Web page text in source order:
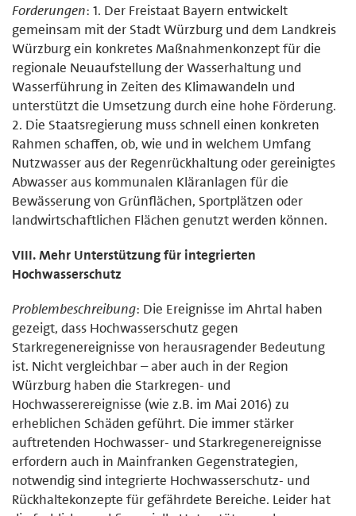
Forderungen: 1. Der Freistaat Bayern entwickelt
gemeinsam mit der Stadt Würzburg und dem Landkreis
Würzburg ein konkretes Maßnahmenkonzept für die
regionale Neuaufstellung der Wasserhaltung und
Wasserführung in Zeiten des Klimawandeln und
unterstützt die Umsetzung durch eine hohe Förderung.
2. Die Staatsregierung muss schnell einen konkreten
Rahmen schaffen, ob, wie und in welchem Umfang
Nutzwasser aus der Regenrückhaltung oder gereinigtes
Abwasser aus kommunalen Kläranlagen für die
Bewässerung von Grünflächen, Sportplätzen oder
landwirtschaftlichen Flächen genutzt werden können.
VIII. Mehr Unterstützung für integrierten
Hochwasserschutz
Problembeschreibung: Die Ereignisse im Ahrtal haben
gezeigt, dass Hochwasserschutz gegen
Starkregenereignisse von herausragender Bedeutung
ist. Nicht vergleichbar – aber auch in der Region
Würzburg haben die Starkregen- und
Hochwasserereignisse (wie z.B. im Mai 2016) zu
erheblichen Schäden geführt. Die immer stärker
auftretenden Hochwasser- und Starkregenereignisse
erfordern auch in Mainfranken Gegenstrategien,
notwendig sind integrierte Hochwasserschutz- und
Rückhaltekonzepte für gefährdete Bereiche. Leider hat